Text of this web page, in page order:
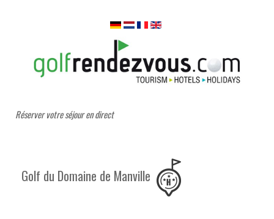
Réserver votre séjour en direct
Golf du Domaine de Manville